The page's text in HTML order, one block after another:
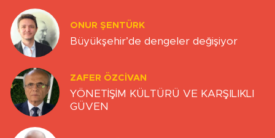
ONUR ŞENTÜRK
Büyükşehir’de dengeler değişiyor
ZAFER ÖZCIVAN
YÖNETİŞİM KÜLTÜRÜ VE KARŞILIKLI
GÜVEN